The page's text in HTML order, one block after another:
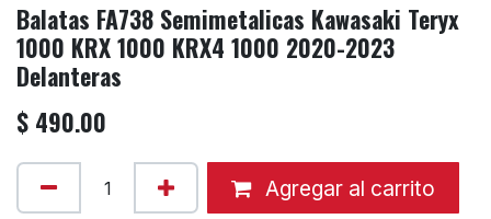
Balatas FA738 Semimetalicas Kawasaki Teryx
1000 KRX 1000 KRX4 1000 2020-2023
Delanteras
$ 490.00
Agregar al carrito